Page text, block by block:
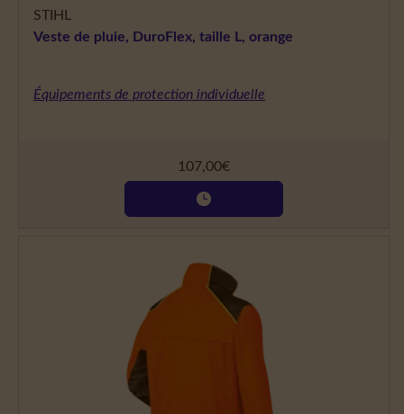
STIHL
Veste de pluie, DuroFlex, taille L, orange
Équipements de protection individuelle
107,00€